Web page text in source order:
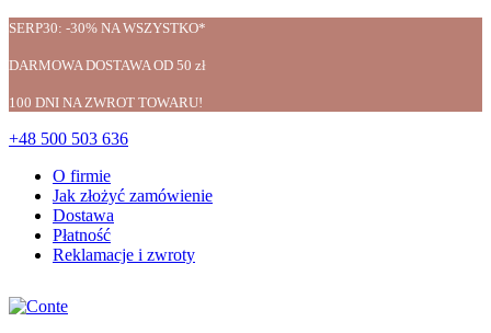
SERP30: -30% NA WSZYSTKO*
DARMOWA DOSTAWA OD 50 zł
100 DNI NA ZWROT TOWARU!
+48 500 503 636
O firmie
Jak złożyć zamówienie
Dostawa
Płatność
Reklamacje i zwroty